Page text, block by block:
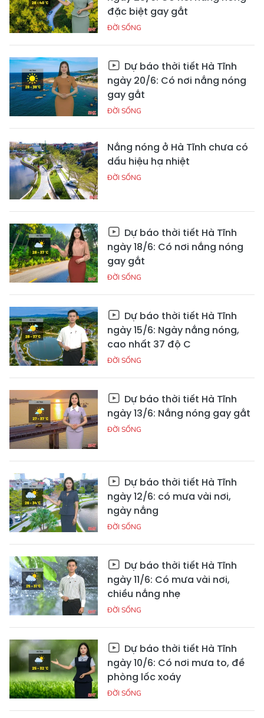
đặc biệt gay gắt
ĐỜI SỐNG
Dự báo thời tiết Hà Tĩnh
ngày 20/6: Có nơi nắng nóng
gay gắt
ĐỜI SỐNG
Nắng nóng ở Hà Tĩnh chưa có
dấu hiệu hạ nhiệt
ĐỜI SỐNG
Dự báo thời tiết Hà Tĩnh
ngày 18/6: Có nơi nắng nóng
gay gắt
ĐỜI SỐNG
Dự báo thời tiết Hà Tĩnh
ngày 15/6: Ngày nắng nóng,
cao nhất 37 độ C
ĐỜI SỐNG
Dự báo thời tiết Hà Tĩnh
ngày 13/6: Nắng nóng gay gắt
ĐỜI SỐNG
Dự báo thời tiết Hà Tĩnh
ngày 12/6: có mưa vài nơi,
ngày nắng
ĐỜI SỐNG
Dự báo thời tiết Hà Tĩnh
ngày 11/6: Có mưa vài nơi,
chiều nắng nhẹ
ĐỜI SỐNG
Dự báo thời tiết Hà Tĩnh
ngày 10/6: Có nơi mưa to, đề
phòng lốc xoáy
ĐỜI SỐNG